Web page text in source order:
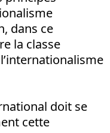
dans ce
la classe
doit se
cette